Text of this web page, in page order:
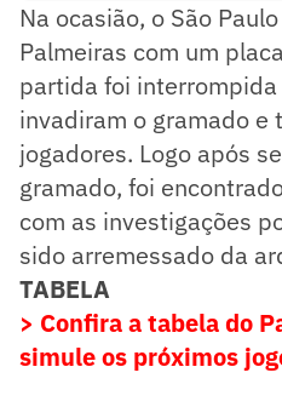
Na ocasião, o São
Palmeiras com um
partida foi
invadiram o gramado e
jogadores. Logo após
gramado, foi
com as investigações
sido arremessado da
TABELA
> Confira a tabela do
simule os próximos